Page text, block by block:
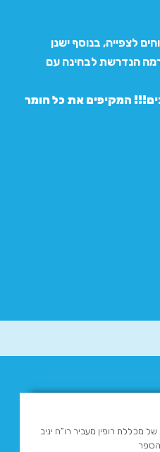
ונוחים לצפייה, בנוסף ישנן
הנדרשת לבחינה עם
נטו של סרטונים!!! המקיפים את כל חומר
מכללת רופין מעביר רו”ח יניב
הספר